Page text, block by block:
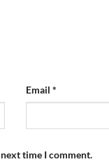
Email *
time I comment.